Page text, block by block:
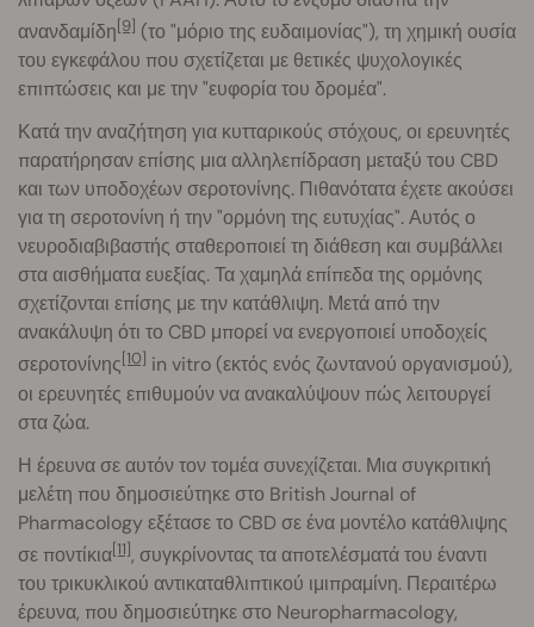
ανανδαμίδη[9] (το "μόριο της ευδαιμονίας"), τη χημική ουσία
του εγκεφάλου που σχετίζεται με θετικές ψυχολογικές
επιπτώσεις και με την "ευφορία του δρομέα".
Κατά την αναζήτηση για κυτταρικούς στόχους, οι ερευνητές
παρατήρησαν επίσης μια αλληλεπίδραση μεταξύ του CBD
και των υποδοχέων σεροτονίνης. Πιθανότατα έχετε ακούσει
για τη σεροτονίνη ή την "ορμόνη της ευτυχίας". Αυτός ο
νευροδιαβιβαστής σταθεροποιεί τη διάθεση και συμβάλλει
στα αισθήματα ευεξίας. Τα χαμηλά επίπεδα της ορμόνης
σχετίζονται επίσης με την κατάθλιψη. Μετά από την
ανακάλυψη ότι το CBD μπορεί να ενεργοποιεί υποδοχείς
σεροτονίνης[10] in vitro (εκτός ενός ζωντανού οργανισμού),
οι ερευνητές επιθυμούν να ανακαλύψουν πώς λειτουργεί
στα ζώα.
Η έρευνα σε αυτόν τον τομέα συνεχίζεται. Μια συγκριτική
μελέτη που δημοσιεύτηκε στο British Journal of
Pharmacology εξέτασε το CBD σε ένα μοντέλο κατάθλιψης
σε ποντίκια[11], συγκρίνοντας τα αποτελέσματά του έναντι
του τρικυκλικού αντικαταθλιπτικού ιμιπραμίνη. Περαιτέρω
έρευνα, που δημοσιεύτηκε στο Neuropharmacology,